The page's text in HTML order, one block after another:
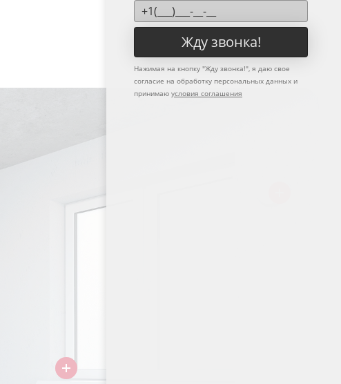
Жду звонка!
Нажимая на кнопку "Жду звонка!", я даю свое
согласие на обработку персональных данных и
принимаю условия соглашения